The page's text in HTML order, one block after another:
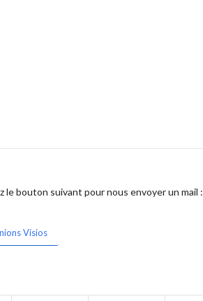
bouton suivant pour nous envoyer un mail :
Visios